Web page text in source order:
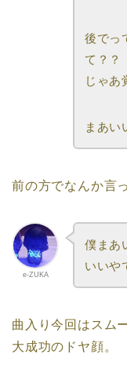
後でっ
て？？
じゃあ
まあい
前の方でなんか言
e-ZUKA
僕まあ
いいや
曲入り今回はスム
大成功のドヤ顔。